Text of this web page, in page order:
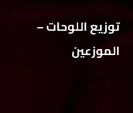
توزيع اللوحات –
الموزعين